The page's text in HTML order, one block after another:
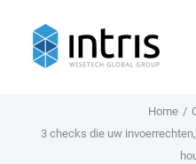
Home /
3 checks die uw